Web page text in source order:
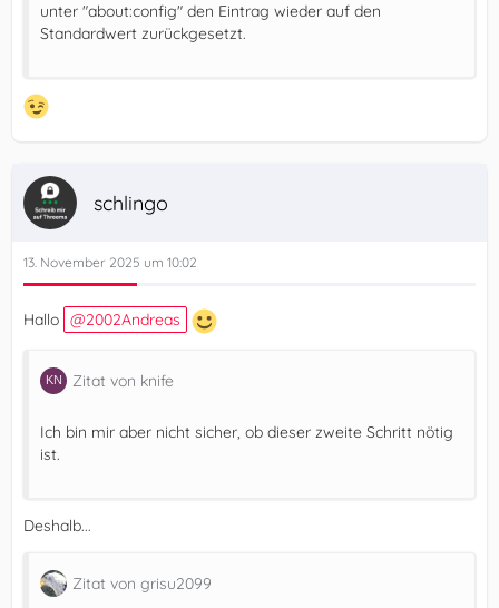
unter "about:config" den Eintrag wieder auf den
Standardwert zurückgesetzt.
schlingo
13. November 2025 um 10:02
Hallo 2002Andreas
Zitat von knife
Ich bin mir aber nicht sicher, ob dieser zweite Schritt nötig
ist.
Deshalb...
Zitat von grisu2099